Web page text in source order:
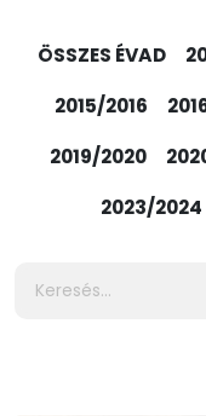
ÖSSZES ÉVAD
2015/2016
2019/2020
2023/2024